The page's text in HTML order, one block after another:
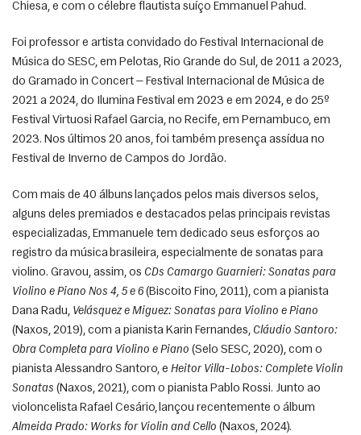
Chiesa, e com o célebre flautista suíço Emmanuel Pahud.
Foi professor e artista convidado do Festival Internacional de
Música do SESC, em Pelotas, Rio Grande do Sul, de 2011 a 2023,
do Gramado in Concert — Festival Internacional de Música de
2021 a 2024, do Ilumina Festival em 2023 e em 2024, e do 25º
Festival Virtuosi Rafael Garcia, no Recife, em Pernambuco, em
2023. Nos últimos 20 anos, foi também presença assídua no
Festival de Inverno de Campos do Jordão.
Com mais de 40 álbuns lançados pelos mais diversos selos,
alguns deles premiados e destacados pelas principais revistas
especializadas, Emmanuele tem dedicado seus esforços ao
registro da música brasileira, especialmente de sonatas para
violino. Gravou, assim, os CDs Camargo Guarnieri: Sonatas para
Violino e Piano Nos 4, 5 e 6 (Biscoito Fino, 2011), com a pianista
Dana Radu, Velásquez e Miguez: Sonatas para Violino e Piano
(Naxos, 2019), com a pianista Karin Fernandes, Cláudio Santoro:
Obra Completa para Violino e Piano (Selo SESC, 2020), com o
pianista Alessandro Santoro, e Heitor Villa-Lobos: Complete Violin
Sonatas (Naxos, 2021), com o pianista Pablo Rossi. Junto ao
Almeida Prado: Works for Violin and Cello (Naxos, 2024).